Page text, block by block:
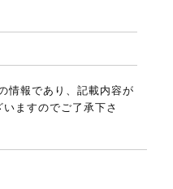
情報であり、記載内容が
ますのでご了承下さ